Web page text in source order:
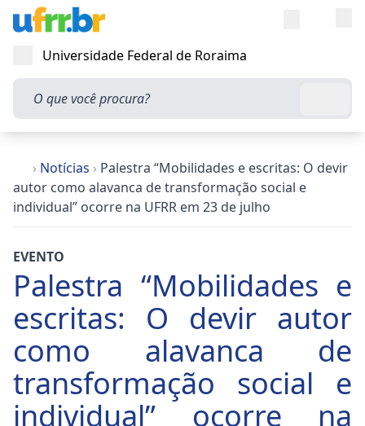
Abrir menu
Universidade Federal de Roraima
O que você procura?
› Notícias › Palestra “Mobilidades e escritas: O devir
autor como alavanca de transformação social e
individual” ocorre na UFRR em 23 de julho
EVENTO
Palestra “Mobilidades e
escritas: O devir autor
como alavanca de
transformação social e
individual” ocorre na